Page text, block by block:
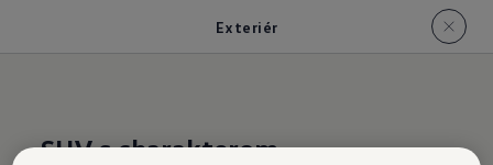
Exteriér
SUV s charakterom